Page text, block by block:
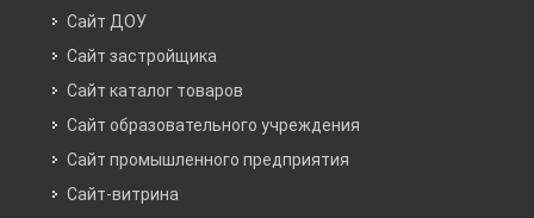
Сайт ДОУ
Сайт застройщика
Сайт каталог товаров
Сайт образовательного учреждения
Сайт промышленного предприятия
Сайт-витрина